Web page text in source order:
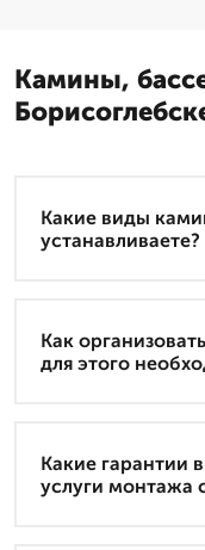
Камины,
Какие виды
устанавливаете?
Как
для этого
Какие гарантии
услуги монтажа